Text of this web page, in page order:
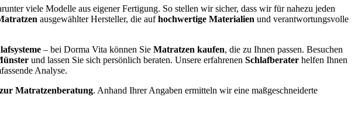
viele Modelle aus eigener Fertigung. So stellen wir sicher, dass wir für nahezu jeden
ausgewählter Hersteller, die aufhochwertige Materialien und verantwortungsvolle
– bei Dorma Vita können Sie Matratzen kaufen, die zu Ihnen passen. Besuchen
und lassen Sie sich persönlich beraten. Unsere erfahrenen Schlafberater helfen Ihnen
Analyse.
Matratzenberatung. Anhand Ihrer Angaben ermitteln wir eine maßgeschneiderte